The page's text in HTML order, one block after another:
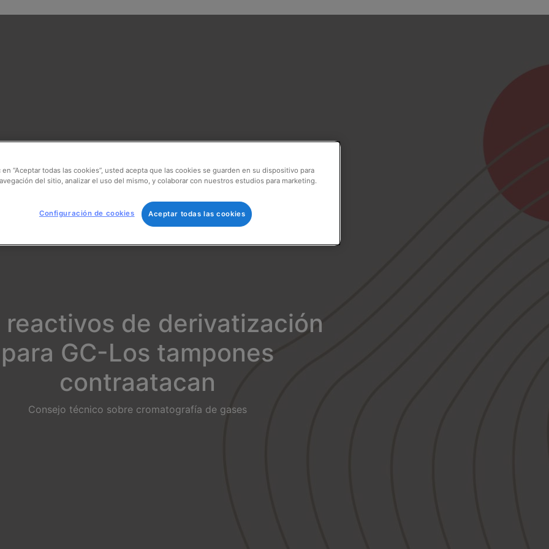
reactivos de derivatización
para GC-Los tampones
contraatacan
Consejo técnico sobre cromatografía de gases
en “Aceptar todas las cookies”, usted acepta que las cookies se guarden en su dispositivo para
del sitio, analizar el uso del mismo, y colaborar con nuestros estudios para marketing.
Configuración de cookies Aceptar todas las cookies